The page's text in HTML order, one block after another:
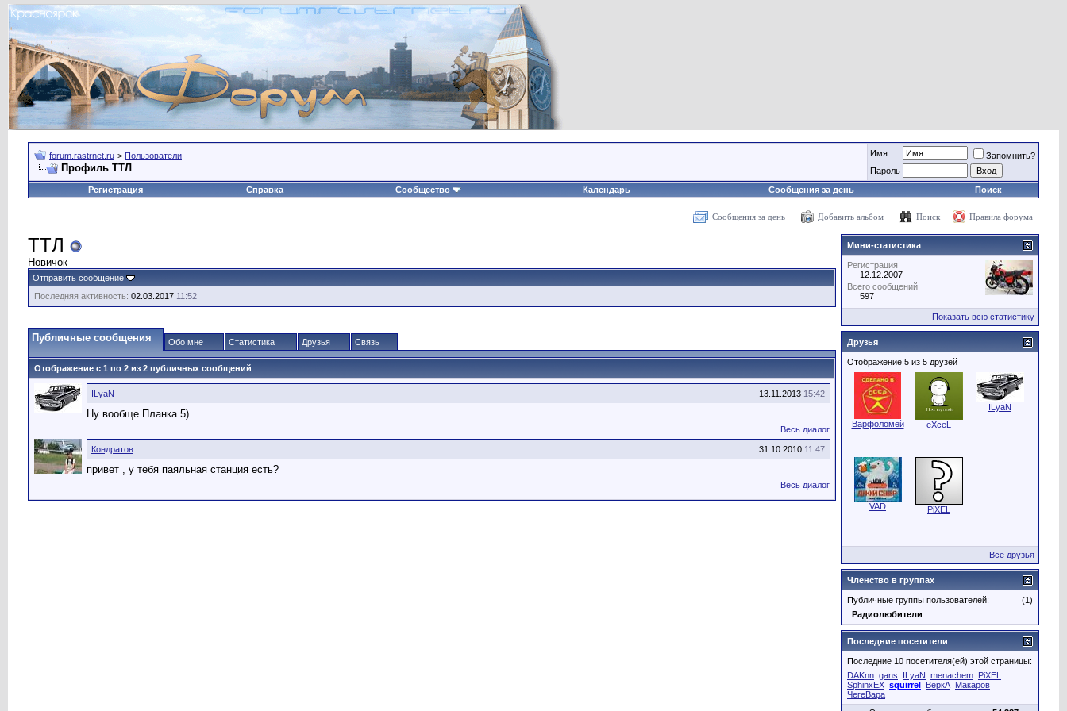
forum.rastrnet.ru > Пользователи
Профиль TTЛ
Имя
Запомнить?
Пароль
Регистрация
Справка Сообщество Календарь Сообщения за день Поиск
Сообщения за день Добавить альбом Поиск Правила форума
TTЛ
Новичок
Отправить сообщение
Последняя активность: 02.03.2017 11:52
Публичные сообщения Обо мне Статистика Друзья Связь
Отображение с 1 по 2 из 2 публичных сообщений
13.11.2013 15:42
ILyaN
Ну вообще Планка 5)
Весь диалог
31.10.2010 11:47
Кондратов
привет , у тебя паяльная станция есть?
Весь диалог
Мини-статистика
Регистрация
12.12.2007
Всего сообщений
597
Показать всю статистику
Друзья
Отображение 5 из 5 друзей
Варфоломей eXceL
ILyaN
VAD PiXEL
Все друзья
Членство в группах
(1)
Публичные группы пользователей:
Радиолюбители
Последние посетители
Последние 10 посетителя(ей) этой страницы:
DAKnn gans ILyaN menachem PiXEL
SphinxEX squirrel ВеркА Макаров
ЧегеВара